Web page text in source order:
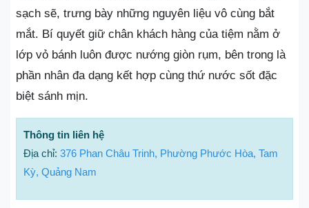
sạch sẽ, trưng bày những nguyên liệu vô cùng bắt
mắt. Bí quyết giữ chân khách hàng của tiệm nằm ở
lớp vỏ bánh luôn được nướng giòn rụm, bên trong là
phần nhân đa dạng kết hợp cùng thứ nước sốt đặc
biệt sánh mịn.
Thông tin liên hệ
Địa chỉ: 376 Phan Châu Trinh, Phường Phước Hòa, Tam
Kỳ, Quảng Nam